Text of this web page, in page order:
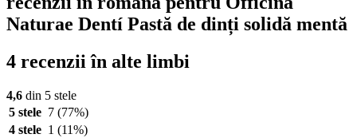
Naturae Dentí Pastă de dinți solidă mentă
4 recenzii în alte limbi
4,6 din 5 stele
5 stele 7 (77%)
4 stele 1 (11%)